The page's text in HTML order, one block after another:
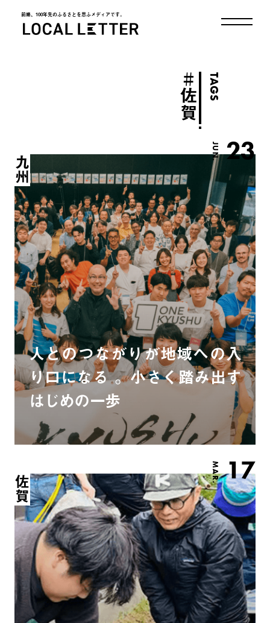
前略、100年先のふるさとを思ふメディアです。
TAGS
＃
佐賀
JUN. 23
九州
人とのつながりが地域への入
り口になる 。小さく踏み出す
はじめの一歩
MAR. 17
佐賀